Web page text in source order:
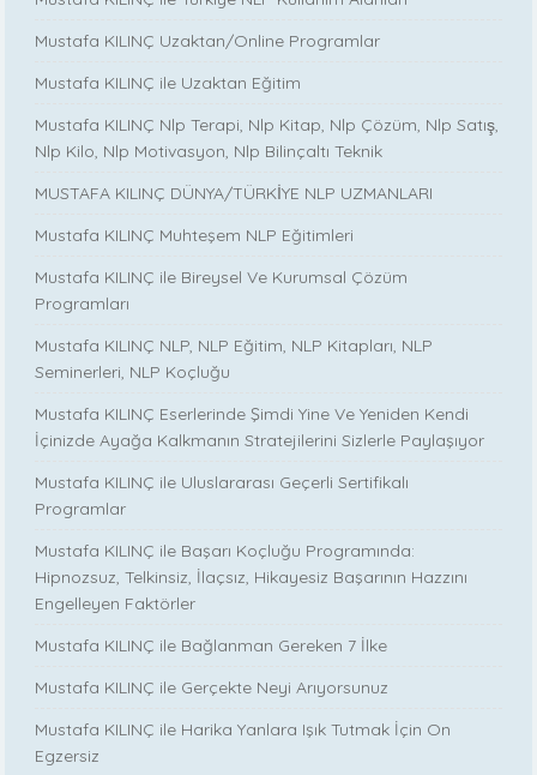
Mustafa KILINÇ Uzaktan/Online Programlar
Mustafa KILINÇ ile Uzaktan Eğitim
Mustafa KILINÇ Nlp Terapi, Nlp Kitap, Nlp Çözüm, Nlp Satış,
Nlp Kilo, Nlp Motivasyon, Nlp Bilinçaltı Teknik
MUSTAFA KILINÇ DÜNYA/TÜRKİYE NLP UZMANLARI
Mustafa KILINÇ Muhteşem NLP Eğitimleri
Mustafa KILINÇ ile Bireysel Ve Kurumsal Çözüm
Programları
Mustafa KILINÇ NLP, NLP Eğitim, NLP Kitapları, NLP
Seminerleri, NLP Koçluğu
Mustafa KILINÇ Eserlerinde Şimdi Yine Ve Yeniden Kendi
İçinizde Ayağa Kalkmanın Stratejilerini Sizlerle Paylaşıyor
Mustafa KILINÇ ile Uluslararası Geçerli Sertifikalı
Programlar
Mustafa KILINÇ ile Başarı Koçluğu Programında:
Hipnozsuz, Telkinsiz, İlaçsız, Hikayesiz Başarının Hazzını
Engelleyen Faktörler
Mustafa KILINÇ ile Bağlanman Gereken 7 İlke
Mustafa KILINÇ ile Gerçekte Neyi Arıyorsunuz
Mustafa KILINÇ ile Harika Yanlara Işık Tutmak İçin On
Egzersiz